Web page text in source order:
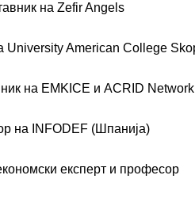
на Zefir Angels
University American College
на EMKICE и ACRID Network
на INFODEF (Шпанија)
експерт и професор